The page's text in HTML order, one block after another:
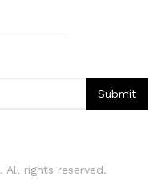
. All rights reserved.